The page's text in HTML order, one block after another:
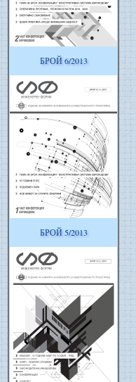
БРОЙ 6/2013
БРОЙ 5/2013